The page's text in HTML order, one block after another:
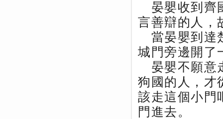
晏嬰收到齊
言善辯的人，
當晏嬰到達
城門旁邊開了
晏嬰不願意
狗國的人，才
該走這個小門
門進去。